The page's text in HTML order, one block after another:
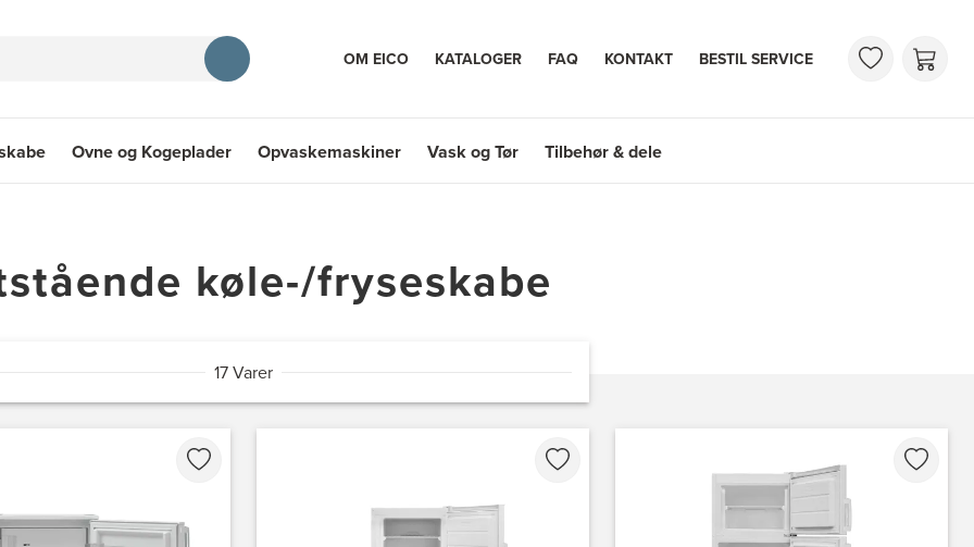
OM EICO KATALOGER FAQ KONTAKT BESTIL SERVICE
Ovne og Kogeplader Opvaskemaskiner Vask og Tør Tilbehør & dele
køle-/fryseskabe
17 Varer